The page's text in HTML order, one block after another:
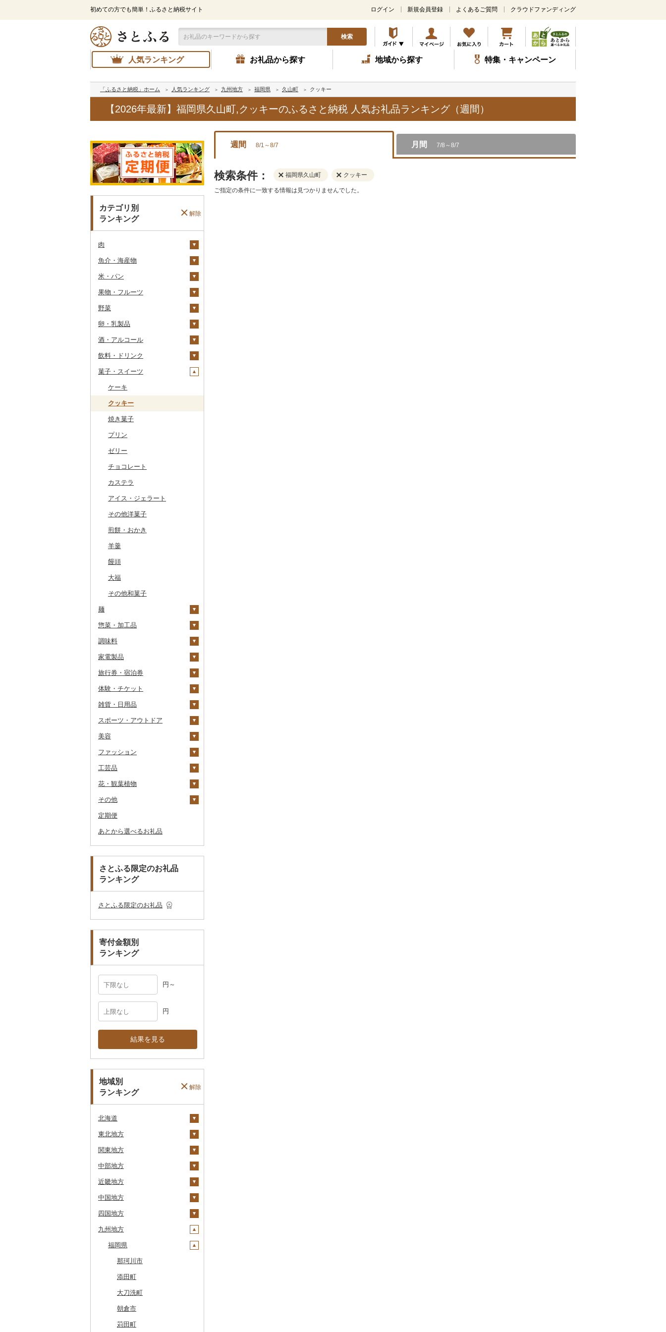
初めての方でも簡単！ふるさと納税サイト
メ
ン
コ
ン
テ
ツ
キ
ッ
プ
ログイン 新規会員登録 よくあるご質問 クラウドファンディング
検索
人気ランキング お礼品から探す 地域から探す 特集・キャンペーン
「ふるさと納税」ホーム 人気ランキング 九州地方 福岡県 久山町 クッキー
【2026年最新】福岡県久山町,クッキーのふるさと納税 人気お礼品ランキング（週間）
カテゴリ別
ランキング
解除
肉
牛肉（精肉）
ステーキ
すき焼き
焼肉
牛タン
和牛
黒毛和牛
白老牛
仙台牛
米沢牛
山形牛
常陸牛
上州牛
飛騨牛
近江牛
神戸牛・神戸ビーフ
但馬牛
土佐あかうし
佐賀牛
長崎和牛
あか牛
その他牛肉（精肉）
牛肉（加工品）
ハンバーグ
ローストビーフ
ビーフジャーキー
その他牛肉（加工品）
豚肉（精肉）
すき焼き
しゃぶしゃぶ
焼肉
アグー豚
その他豚肉（精肉）
豚肉（加工品）
ハンバーグ
もつ鍋
ハム
ソーセージ・ウインナ
ベーコン・サラミ
その他豚肉（加工品）
鶏肉
鶏肉（精肉）
ハム・ソーセージ
唐揚げ
中津からあげ
水炊き
地鶏
赤鶏さつま
その他鶏肉
鹿肉
馬肉
羊肉・ラム肉（ジンギス
鴨肉
猪肉
魚介・海産物
カニ
ズワイガニ
毛ガニ
かにしゃぶ
その他カニ
エビ
ボタンエビ
伊勢海老
その他エビ
いくら
うに
明太子・たらこ
明太子
たらこ
その他魚卵
数の子
からすみ
キャビア
その他魚卵
貝
帆立（ホタテ）
鮑（アワビ）
牡蠣（カキ）
あさり
しじみ
サザエ
はまぐり
その他貝
うなぎ
鮮魚
鮭・サーモン
マグロ
イワシ
カツオ
金目鯛
クエ
くじら
サバ
さんま
鯛
のどぐろ
ふぐ
ほっけ
その他鮮魚
イカ・タコ
イカ
タコ
海苔・海藻
海苔
わかめ
ひじき
その他海苔・海藻
干物
ししゃも
その他干物
その他魚介・加工品
しらす・ちりめん
かまぼこ・練り製品
その他魚介・加工品
米・パン
米
無洗米
玄米
金芽米
ゆめぴりか
つや姫
コシヒカリ
はえぬき
さがびより
あきたこまち
ひとめぼれ
ミルキークィーン
ななつぼし
その他米
雑穀
餅
その他穀物加工品
パン
果物・フルーツ
ぶどう・マスカット
巨峰
ナガノパープル
ピオーネ
デラウェア
シャインマスカット
その他ぶどう・マスカ
ット
いちご
りんご
もも
メロン
さくらんぼ
梨
和梨
洋梨・ラフランス
マンゴー
みかん・柑橘
みかん
レモン
不知火・デコポン
せとか
文旦
まどんな
ポンカン
その他柑橘
すいか
キウイ
柿（カキ）
ドライフルーツ
干し柿
干し芋
その他ドライフルーツ
その他果物
びわ
ブルーベリー
パイナップル
栗
その他果物
野菜
いも
じゃがいも
さつまいも
その他いも
トマト
フルーツトマト
ミニトマト
その他トマト
玉ねぎ
ねぎ
とうもろこし
根菜
人参
大根
自然薯
レンコン
にんにく・生姜
その他根菜
アスパラガス
豆
きのこ
しいたけ
松茸
その他きのこ
その他野菜
山菜
かぼちゃ
茄子
レタス
その他野菜
卵・乳製品
卵
チーズ
ヨーグルト
牛乳
バター
その他乳製品
酒・アルコール
ビール・発泡酒
ビール
発泡酒
地ビール・クラフトビ
ール
日本酒
純米大吟醸
純米吟醸
大吟醸
吟醸
その他日本酒
焼酎
芋焼酎
麦焼酎
米焼酎
黒糖焼酎
その他焼酎
梅酒
泡盛
ワイン
白ワイン
赤ワイン
シャンパン・スパーク
ウイスキー
リキュール・洋酒
甘酒
ノンアルコール
その他酒
飲料・ドリンク
水・ミネラルウォーター
コーヒー・コーヒー豆
飲料
コーヒー豆
粉
ドリップ
茶
飲料
茶葉・ティーバッグ
静岡茶
足柄茶
知覧茶
八女茶
その他茶
果汁飲料
りんごジュース
みかんジュース（オレ
紅茶
飲料
茶葉・ティーバッグ
その他飲料・ジュース
野菜ジュース
炭酸飲料
豆乳
その他飲料・ジュース
菓子・スイーツ
ケーキ
クッキー
焼き菓子
プリン
ゼリー
チョコレート
カステラ
アイス・ジェラート
その他洋菓子
煎餅・おかき
羊羹
饅頭
大福
その他和菓子
麺
ラーメン
うどん
そば
パスタ
ひやむぎ
そうめん
その他麺
惣菜・加工品
惣菜
餃子
シュウマイ
コロッケ
その他惣菜
カレー・シチュー
カレー
シチュー
鍋
肉
魚
その他鍋
ピザ
レトルト
スープ
豆腐・納豆
豆腐
漬物
キムチ
その他漬物
缶詰・瓶詰
肉
魚
ジャム
その他缶詰・瓶詰
乾物
燻製（スモーク）
おせち
その他加工品
調味料
砂糖
塩
醤油
味噌
酢
だし
食用油
オリーブオイル
ごま油
はちみつ
ドレッシング
その他調味料
ケチャップ
こしょう
その他調味料
家電製品
季節・空調家電
キッチン家電
照明器具
パソコン・周辺機器
TV・オーディオ・カメラ
美容・健康家電
カー用品
時計
その他家電
旅行券・宿泊券
旅行券
JTBふるさと旅行クー
その他旅行券
宿泊券
体験・チケット
PayPay商品券
食事券
温泉・サウナ・スパ利用
券
GDOふるさとゴルフ
プレークーポン
その他のゴルフプレー
花火大会チケット
カタログギフト
雑貨・日用品
家具・インテリア
机・テーブル
その他家具・インテリ
寝具
布団
毛布
タオルケット
タオル
その他タオル
文房具・印鑑
ボールペン
ノート・ファイル
その他文房具
食器
グラス・カップ
箸
スプーン・フォーク・
ナイフ
皿・椀
その他食器
キッチン用品
フライパン
鍋
まな板
土鍋
日用品
洗剤
トイレットペーパー
ティッシュ
その他日用品
楽器・器材
本・CD・DVD
おもちゃ・ぬいぐるみ
ご当地キャラクター
ペット用品
その他雑貨
スポーツ・アウトドア
ゴルフ
ゴルフボール
ゴルフウェア
その他ゴルフ
釣り
サイクリング
アウトドア・キャンプ
その他スポーツ
その他スポーツ
美容
スキンケア
洗顔
その他スキンケア
シャンプー・リンス
石鹸・ボディーソープ
入浴剤
アロマ
プロテイン
その他美容
ファッション
鞄・バッグ
トートバッグ・ショル
ツケース
その他鞄・バッグ
洋服
女性・レディース
子供・ベビー
その他洋服
和服
靴・履物
靴・シューズ
スリッパ・下駄・草履
その他靴・履物
アクセサリー
ペンダント・ネックレ
ス
ピアス・イヤリング
その他アクセサリー
その他服飾小物
ショール・ストール
マフラー・手袋
工芸品
織物
本場奄美大島紬
陶器・漆器
唐津焼
備前焼
美濃焼
村上木彫堆朱
その他装飾品・工芸品
数珠
工芸品
播州そろばん
美濃和紙
花・観葉植物
観葉植物・苗木
花
胡蝶蘭
造花・プリザーブドフ
ラワー
その他花
盆栽・その他
その他
地域サービス
その他
定期便
あとから選べるお礼品
さとふる限定のお礼品
ランキング
さとふる限定のお礼品
寄付金額別
ランキング
円～
円
結果を見る
地域別
ランキング
解除
北海道
安平町
八雲町
鹿部町
江差町
白老町
せたな町
旭川市
森町
稚内市
標津町
清里町
北斗市
留萌市
東北地方
青森県
十和田市
大鰐町
南部町
五戸町
藤崎町
六ヶ所村
東北町
三戸町
東通村
黒石市
おいらせ町
岩手県
宮古市
軽米町
岩手町
矢巾町
釜石市
野田村
普代村
一戸町
陸前高田市
紫波町
宮城県
柴田町
色麻町
丸森町
大衡村
加美町
利府町
白石市
登米市
山元町
秋田県
大潟村
横手市
能代市
小坂町
仙北市
井川町
潟上市
三種町
山形県
村山市
尾花沢市
上山市
河北町
酒田市
新庄市
長井市
福島県
天栄村
広野町
鏡石町
須賀川市
小野町
棚倉町
関東地方
茨城県
土浦市
取手市
つくば市
稲敷市
潮来市
五霞町
北茨城市
境町
かすみがうら市
牛久市
栃木県
那須塩原市
市貝町
塩谷町
上三川町
佐野市
真岡市
高根沢町
大田原市
栃木市
群馬県
榛東村
下仁田町
玉村町
安中市
川場村
昭和村
甘楽町
明和町
埼玉県
春日部市
蕨市
戸田市
毛呂山町
久喜市
ふじみ野市
川島町
千葉県
勝浦市
袖ケ浦市
我孫子市
長柄町
芝山町
八千代市
東京都
八王子市
日野市
昭島市
武蔵村山市
葛飾区
神奈川県
南足柄市
松田町
大井町
中井町
中部地方
新潟県
十日町市
弥彦村
阿賀町
出雲崎町
魚沼市
佐渡市
燕市
南魚沼市
関川村
富山県
射水市
氷見市
朝日町
高岡市
魚津市
砺波市
入善町
黒部市
石川県
羽咋市
七尾市
白山市
穴水町
輪島市
中能登町
石川県（県庁）
福井県
美浜町
小浜市
越前町
若狭町
鯖江市
高浜町
山梨県
富士吉田市
甲斐市
山梨市
富士川町
大月市
長野県
高森町
御代田町
飯田市
青木村
岐阜県
養老町
八百津町
池田町
静岡県
下田市
静岡市
愛知県
清須市
近畿地方
三重県
鈴鹿市
伊賀市
木曽岬町
多気町
松阪市
桑名市
志摩市
明和町
滋賀県
長浜市
高島市
草津市
近江八幡市
竜王町
甲賀市
湖南市
京都府
宮津市
伊根町
与謝野町
福知山市
亀岡市
城陽市
大阪府
茨木市
豊能町
枚方市
河内長野市
泉佐野市
兵庫県
上郡町
神河町
小野市
太子町
奈良県
曽爾村
河合町
宇陀市
和歌山県
湯浅町
有田市
中国地方
鳥取県
鳥取県（県庁）
米子市
大山町
琴浦町
日野町
鳥取市
北栄町
島根県
雲南市
海士町
津和野町
飯南町
安来市
知夫村
岡山県
津山市
西粟倉村
久米南町
真庭市
新見市
広島県
安芸太田町
世羅町
大竹市
廿日市市
山口県
柳井市
平生町
山口県（県庁）
四国地方
徳島県
阿波市
牟岐町
那賀町
三好市
鳴門市
藍住町
香川県
高松市
直島町
さぬき市
多度津町
三豊市
愛媛県
今治市
鬼北町
西予市
八幡浜市
高知県
香美市
馬路村
芸西村
九州地方
福岡県
那珂川市
添田町
大刀洗町
朝倉市
苅田町
週間 8/1～8/7 月間 7/8～8/7
検索条件： 福岡県久山町 クッキー
ご指定の条件に一致する情報は見つかりませんでした。